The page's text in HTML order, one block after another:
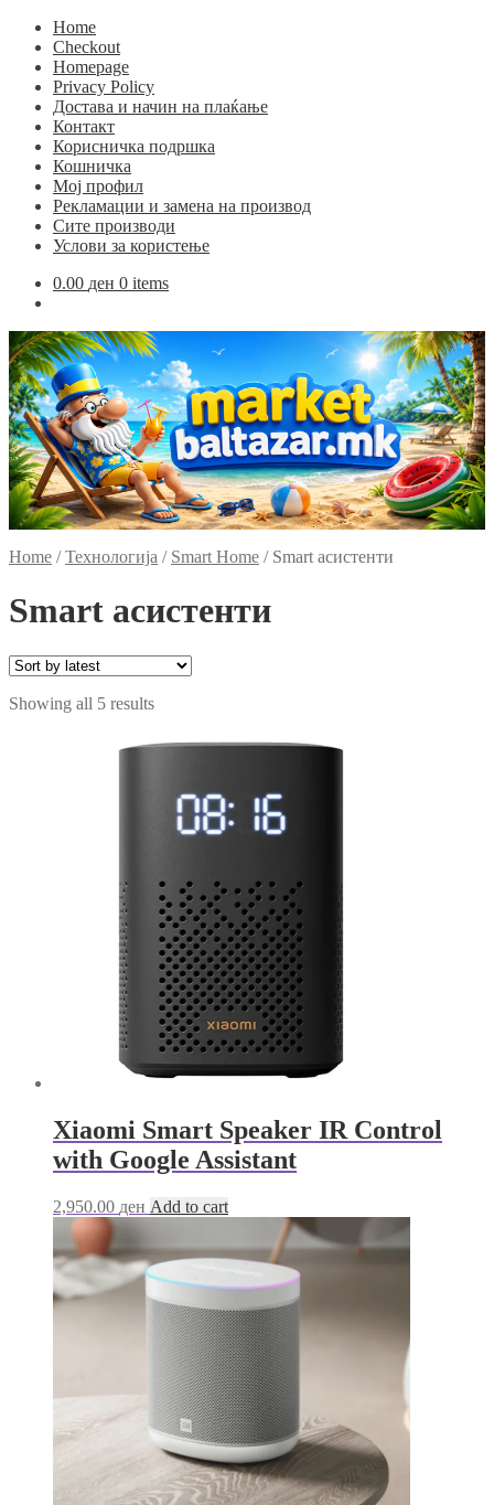
Home
Checkout
Homepage
Privacy Policy
Достава и начин на плаќање
Контакт
Корисничка подршка
Кошничка
Мој профил
Рекламации и замена на производ
Сите производи
Услови за користење
0.00 ден 0 items
Home /Технологија / Smart Home / Smart асистенти
Smart асистенти
Showing all 5 resultsSorted
latest
Xiaomi Smart Speaker IR Control
with Google Assistant
2,950.00 ден Add to cart